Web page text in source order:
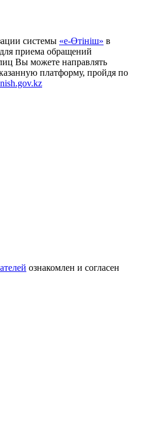
системы «е-Өтініш» в
приема обращений
Вы можете направлять
платформу, пройдя по
ознакомлен и согласен